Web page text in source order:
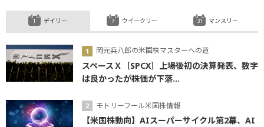
デイリー
岡元兵八郎の米国株マスターへの道
スペースＸ［SPCX］上場後初の決算発表、数字
は良かったが株価が下落...
モトリーフール米国株情報
【米国株動向】AIスーパーサイクル第2幕、AI
ウイークリー マンスリー